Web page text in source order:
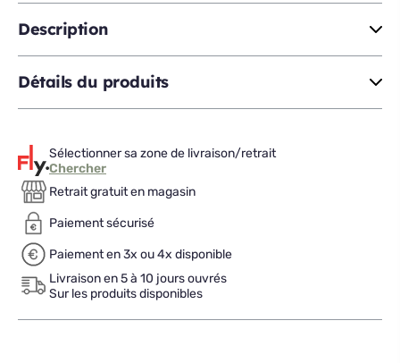
verre
à
eau
39cl
Description
Détails du produits
Sélectionner sa zone de livraison/retrait
Chercher
Retrait gratuit en magasin
Paiement sécurisé
Paiement en 3x ou 4x disponible
Livraison en 5 à 10 jours ouvrés
Sur les produits disponibles